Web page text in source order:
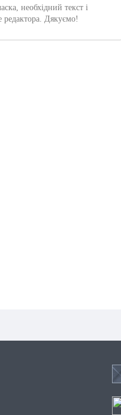
необхідний текст і
Дякуємо!